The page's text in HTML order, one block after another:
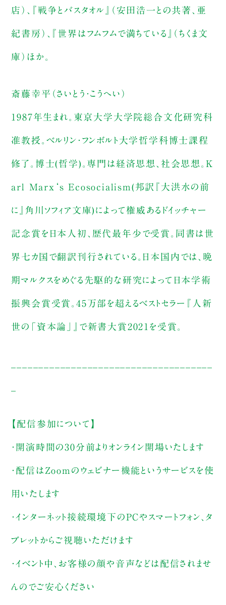
店）、『戦争とバスタオル』（安田浩一との共著、亜
紀書房）、『世界はフムフムで満ちている』（ちくま文
庫）ほか。
斎藤幸平（さいとう・こうへい）
1987年生まれ。東京大学大学院総合文化研究科
准教授。ベルリン・フンボルト大学哲学科博士課程
修了。博士(哲学)。専門は経済思想、社会思想。K
arl Marx‘s Ecosocialism(邦訳『大洪水の前
に』角川ソフィア文庫)によって権威あるドイッチャー
記念賞を日本人初、歴代最年少で受賞。同書は世
界七カ国で翻訳刊行されている。日本国内では、晩
期マルクスをめぐる先駆的な研究によって日本学術
振興会賞受賞。45万部を超えるベストセラー『人新
世の「資本論」』で新書大賞2021を受賞。
【配信参加について】
・開演時間の30分前よりオンライン開場いたします
・配信はZoomのウェビナー機能というサービスを使
用いたします
・インターネット接続環境下のPCやスマートフォン、タ
ブレットからご視聴いただけます
・イベント中、お客様の顔や音声などは配信されませ
んのでご安心ください